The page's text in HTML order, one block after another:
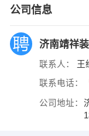
公司信息
济南靖祥
联系人： 王
联系电话：
公司地址：